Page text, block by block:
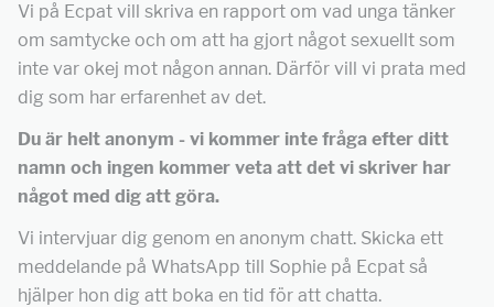
Vi på Ecpat vill skriva en rapport om vad unga tänker
om samtycke och om att ha gjort något sexuellt som
inte var okej mot någon annan. Därför vill vi prata med
dig som har erfarenhet av det.
Du är helt anonym - vi kommer inte fråga efter ditt
namn och ingen kommer veta att det vi skriver har
något med dig att göra.
Vi intervjuar dig genom en anonym chatt. Skicka ett
meddelande på WhatsApp till Sophie på Ecpat så
hjälper hon dig att boka en tid för att chatta.